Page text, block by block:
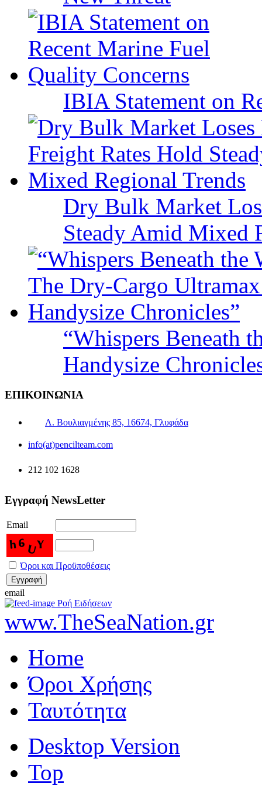
IBIA Statement on
Dry Bulk Market
Steady Amid Mixed
“Whispers Beneath
Handysize
ΕΠΙΚΟΙΝΩΝΙΑ
Λ. Βουλιαγμένης 85, 16674, Γλυφάδα
info(at)pencilteam.com
212 102 1628
Εγγραφή NewsLetter
Email
Όροι και Προϋποθέσεις
email
Ροή Ειδήσεων
www.TheSeaNation.gr
Home
Όροι Χρήσης
Ταυτότητα
Desktop Version
Top